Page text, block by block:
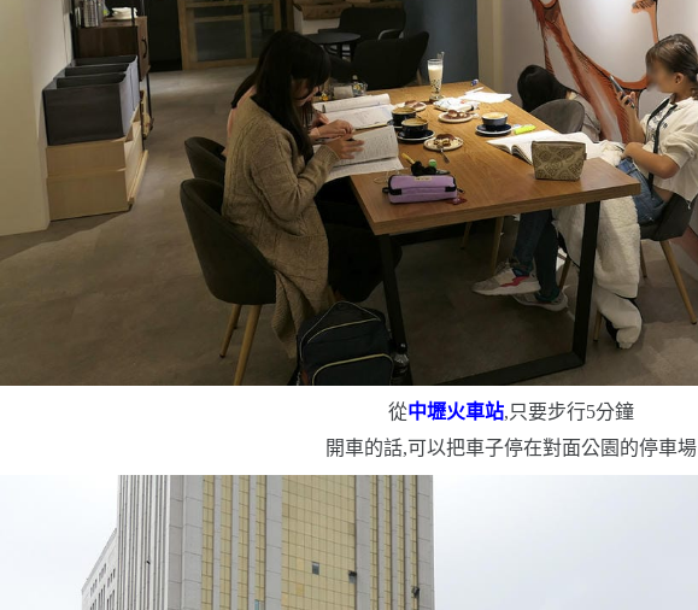
從中壢火車站,只要步行5分鐘
開車的話,可以把車子停在對面公園的停車場